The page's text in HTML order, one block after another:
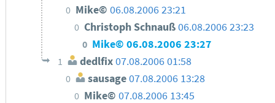
0 Mike©06.08.2006 23:21
0 Christoph Schnauß06.08.2006 23:23
0 Mike© 06.08.2006 23:27
1 dedlfix07.08.2006 01:58
0 sausage07.08.2006 13:28
0 Mike© 07.08.2006 13:45